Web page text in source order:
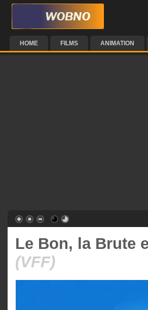
HOME FILMS ANIMATION
Le Bon, la Brute
(VFF)